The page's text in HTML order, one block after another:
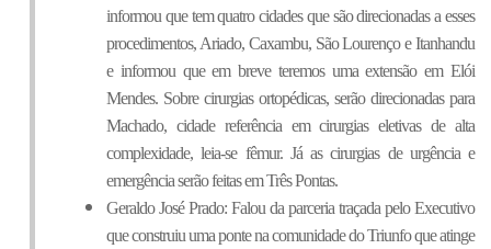
informou que tem quatro cidades que são direcionadas a esses
procedimentos, Ariado, Caxambu, São Lourenço e Itanhandu
e informou que em breve teremos uma extensão em Elói
Mendes. Sobre cirurgias ortopédicas, serão direcionadas para
Machado, cidade referência em cirurgias eletivas de alta
complexidade, leia-se fêmur. Já as cirurgias de urgência e
emergência serão feitas em Três Pontas.
Geraldo José Prado: Falou da parceria traçada pelo Executivo
que construiu uma ponte na comunidade do Triunfo que atinge